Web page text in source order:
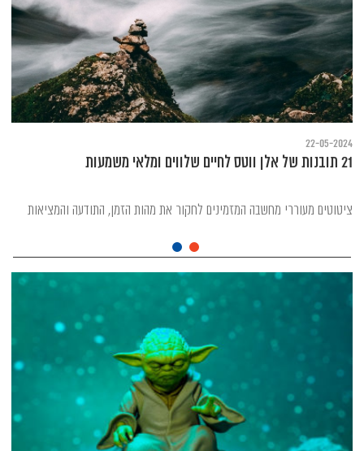
22-05-2024
21 תובנות של אלן ווטס לחיים שלווים ומלאי משמעות
ציטוטים מעוררי מחשבה המזמינים לחקור את מהות הזמן, התודעה והמציאות